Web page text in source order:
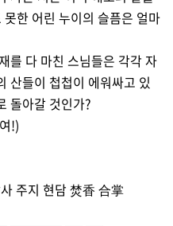
한 어린 누이의 슬픔은 얼마
를 다 마친 스님들은 각각 자
산들이 첩첩이 에워싸고 있
돌아갈 것인가?
!)
주지 현담 焚香 合掌